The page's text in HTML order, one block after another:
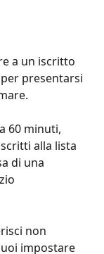
a un iscritto
presentarsi
60 minuti,
alla lista
di una
non
impostare